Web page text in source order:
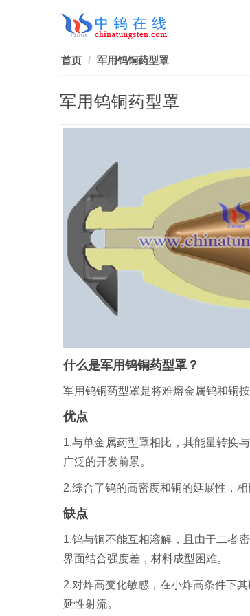
首页 军用钨铜药型罩
军用钨铜药型罩
什么是军用钨铜药型罩？
军用钨铜药型罩是将难熔金属钨和铜
优点
1.与单金属药型罩相比，其能量转换
广泛的开发前景。
2.综合了钨的高密度和铜的延展性，
缺点
1.钨与铜不能互相溶解，且由于二者
界面结合强度差，材料成型困难。
2.对炸高变化敏感，在小炸高条件下
延性射流。